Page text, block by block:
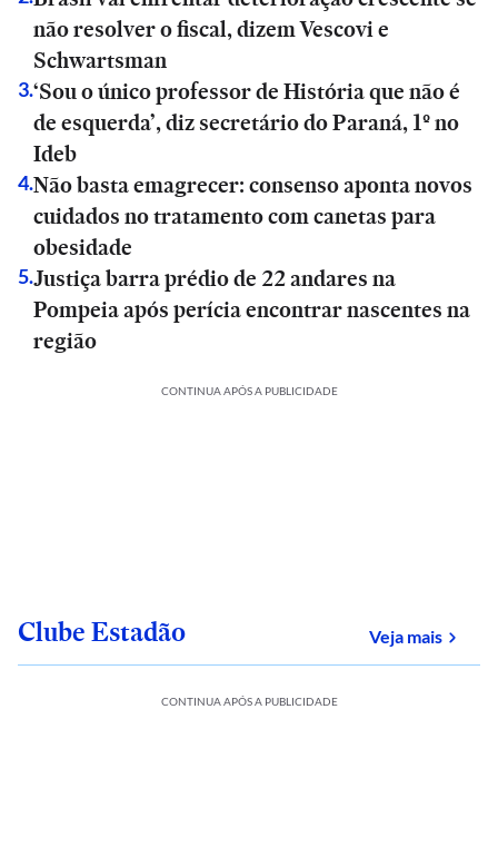
não resolver o fiscal, dizem Vescovi e
Schwartsman
3.‘Sou o único professor de História que não é
de esquerda’, diz secretário do Paraná, 1º no
Ideb
4.Não basta emagrecer: consenso aponta novos
cuidados no tratamento com canetas para
obesidade
5.Justiça barra prédio de 22 andares na
Pompeia após perícia encontrar nascentes na
região
CONTINUA APÓS A PUBLICIDADE
Clube Estadão Veja maissobre
CONTINUA APÓS A PUBLICIDADE